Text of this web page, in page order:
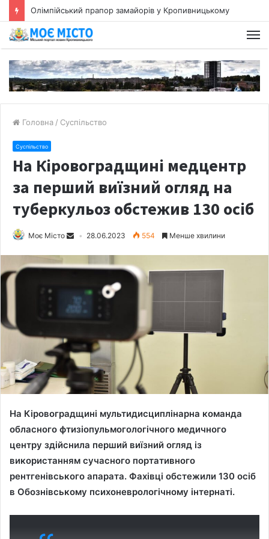
Олімпійський прапор замайорів у Кропивницькому
Головна / Суспільство
Суспільство
На Кіровоградщині медцентр
за перший виїзний огляд на
туберкульоз обстежив 130 осіб
Моє Місто 28.06.2023 554 Менше хвилини
На Кіровоградщині мультидисциплінарна команда
обласного фтизіопульмогологічного медичного
центру здійснила перший виїзний огляд із
використанням сучасного портативного
рентгенівського апарата. Фахівці обстежили 130 осіб
в Обознівському психоневрологічному інтернаті.